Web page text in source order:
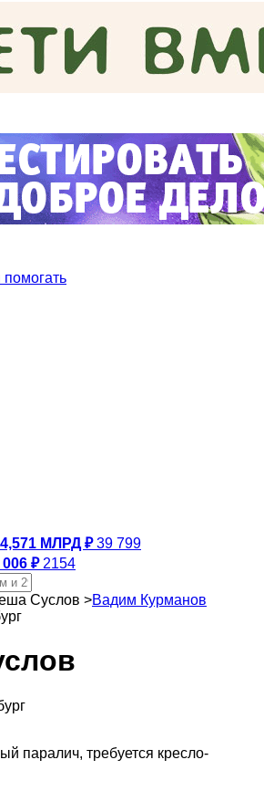
МЛРД ₽ 39 799
₽ 2154
Суслов >Вадим Курманов
паралич, требуется кресло-